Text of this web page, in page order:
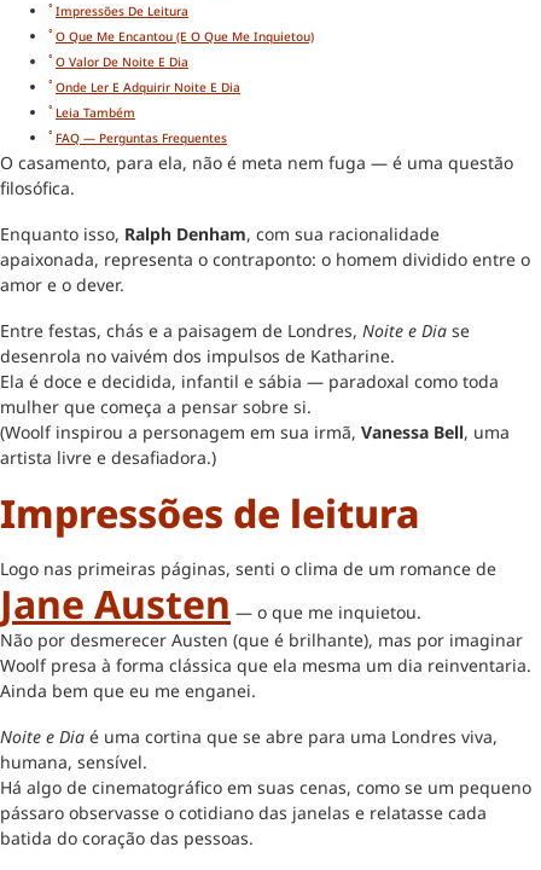
Impressões De Leitura
O Que Me Encantou (e O Que Me Inquietou)
O Valor De Noite E Dia
Onde Ler E Adquirir Noite E Dia
Leia Também
FAQ — Perguntas Frequentes
O casamento, para ela, não é meta nem fuga — é uma questão
filosófica.
Enquanto isso, Ralph Denham, com sua racionalidade
apaixonada, representa o contraponto: o homem dividido entre o
amor e o dever.
Entre festas, chás e a paisagem de Londres, Noite e Dia se
desenrola no vaivém dos impulsos de Katharine.
Ela é doce e decidida, infantil e sábia — paradoxal como toda
mulher que começa a pensar sobre si.
(Woolf inspirou a personagem em sua irmã, Vanessa Bell, uma
artista livre e desafiadora.)
Impressões de leitura
Logo nas primeiras páginas, senti o clima de um romance de
Jane Austen — o que me inquietou.
Não por desmerecer Austen (que é brilhante), mas por imaginar
Woolf presa à forma clássica que ela mesma um dia reinventaria.
Ainda bem que eu me enganei.
Noite e Dia é uma cortina que se abre para uma Londres viva,
humana, sensível.
Há algo de cinematográfico em suas cenas, como se um pequeno
pássaro observasse o cotidiano das janelas e relatasse cada
batida do coração das pessoas.